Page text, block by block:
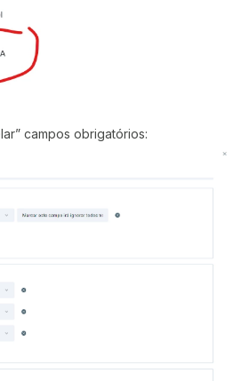
campos obrigatórios: